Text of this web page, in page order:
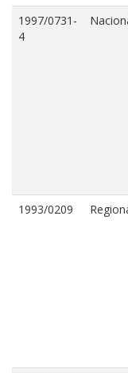
1997/0731-
4
1993/0209